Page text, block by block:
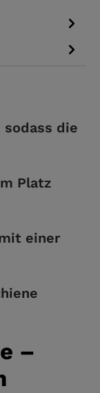
die
Platz
einer
–